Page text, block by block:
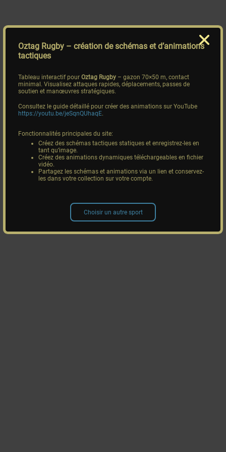
Oztag Rugby – création de schémas et d’animations
tactiques
Tableau interactif pourOztag Rugby – gazon 70×50 m, contact
minimal. Visualisez attaques rapides, déplacements, passes de
soutien et manœuvres stratégiques.
Consultez le guide détaillé pour créer des animations sur YouTube
https://youtu.be/jeSqnQUhaqE.
Fonctionnalités principales du site:
Créez des schémas tactiques statiques et enregistrez-les en
tant qu’image.
Créez des animations dynamiques téléchargeables en fichier
vidéo.
Partagez les schémas et animations via un lien et conservez-
les dans votre collection sur votre compte.
Choisir un autre sport